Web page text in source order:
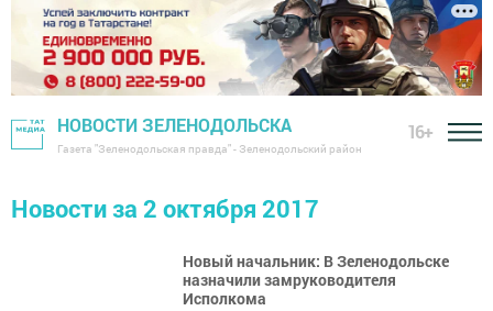
НОВОСТИ ЗЕЛЕНОДОЛЬСКА
Газета "Зеленодольская правда" - Зеленодольский район
16+
Новости за 2 октября 2017
Новый начальник: В Зеленодольске
назначили замруководителя
Исполкома